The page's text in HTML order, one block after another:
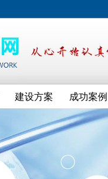
建设方案 成功案例